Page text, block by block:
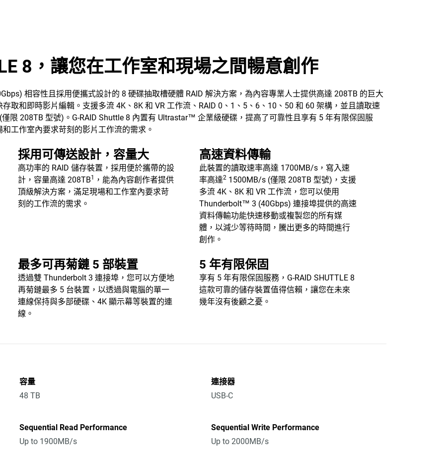
8，讓您在工作室和現場之間暢意創作
相容性且採用便攜式設計的 8 硬碟抽取槽硬體 RAID 解決方案，為內容專業人士提供高達 208TB 的巨大
取和即時影片編輯。支援多流 4K、8K 和 VR 工作流、RAID 0、1、5、6、10、50 和 60 架構，並且讀取速
限 208TB 型號)。G-RAID Shuttle 8 內置有 Ultrastar™ 企業級硬碟，提高了可靠性且享有 5 年有限保固服
工作室內要求苛刻的影片工作流的需求。
採用可傳送設計，容量大
高功率的 RAID 儲存裝置，採用便於攜帶的設
計，容量高達 208TB1
，能為內容創作者提供
頂級解決方案，滿足現場和工作室內要求苛
刻的工作流的需求。
高速資料傳輸
此裝置的讀取速率高達 1700MB/s，寫入速
率高達2 1500MB/s (僅限 208TB 型號)，支援
多流 4K、8K 和 VR 工作流，您可以使用
Thunderbolt™ 3 (40Gbps) 連接埠提供的高速
資料傳輸功能快速移動或複製您的所有媒
體，以減少等待時間，騰出更多的時間進行
創作。
最多可再菊鏈 5 部裝置
透過雙 Thunderbolt 3 連接埠，您可以方便地
再菊鏈最多 5 台裝置，以透過與電腦的單一
連線保持與多部硬碟、4K 顯示幕等裝置的連
線。
5 年有限保固
享有 5 年有限保固服務，G-RAID SHUTTLE 8
這款可靠的儲存裝置值得信賴，讓您在未來
幾年沒有後顧之憂。
容量
48 TB
連接器
USB-C
Sequential Read Performance
Up to 1900MB/s
Sequential Write Performance
Up to 2000MB/s